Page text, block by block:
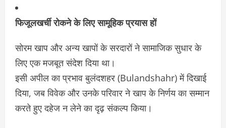
फिजूलखर्ची रोकने के लिए सामूहिक प्रयास हों
सोरम खाप और अन्य खापों के सरदारों ने सामाजिक सुधार के
लिए एक मजबूत संदेश दिया था।
इसी अपील का प्रभाव बुलंदशहर (Bulandshahr) में दिखाई
दिया, जब विवेक और उनके परिवार ने खाप के निर्णय का सम्मान
करते हुए दहेज न लेने का दृढ़ संकल्प किया।